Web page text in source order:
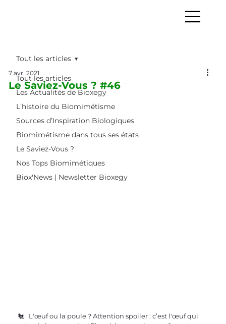
Tout les articles
Les Actualités de Bioxegy
L'histoire du Biomimétisme
Sources d’Inspiration Biologiques
Biomimétisme dans tous ses états
Le Saviez-Vous ?
Nos Tops Biomimétiques
Biox'News | Newsletter Bioxegy
Tout les articles
Le Saviez-Vous ? #46
7 avr. 2021
🐔   L'œuf ou la poule ? Attention spoiler : c’est l'œuf qui